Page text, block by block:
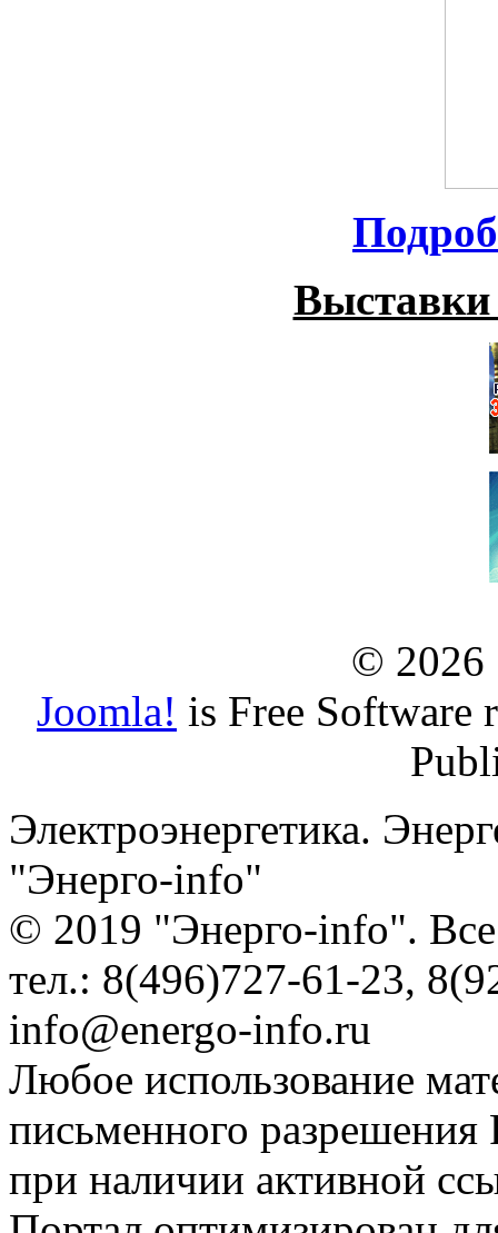
© 2026
Joomla! is Free Software
Электроэнергетика.
"Энерго-info"
© 2019 "Энерго-info".
тел.: 8(496)727-61-23,
info@energo-info.ru
Любое использование
письменного разрешения
при наличии активной